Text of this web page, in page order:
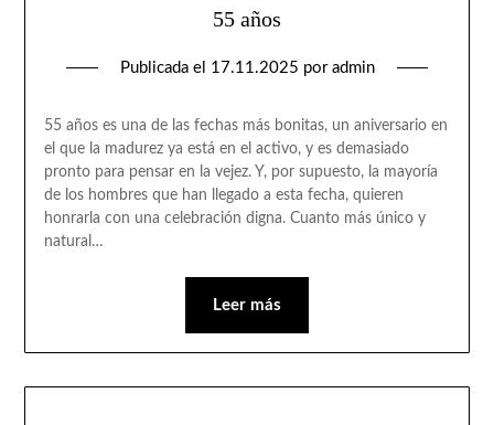
55 años
Publicada el 17.11.2025 por admin
55 años es una de las fechas más bonitas, un aniversario en
el que la madurez ya está en el activo, y es demasiado
pronto para pensar en la vejez. Y, por supuesto, la mayoría
de los hombres que han llegado a esta fecha, quieren
honrarla con una celebración digna. Cuanto más único y
natural…
Leer más